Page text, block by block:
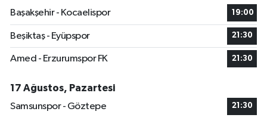
Başakşehir - Kocaelispor
19:00
Beşiktaş - Eyüpspor 21:30
Amed - Erzurumspor FK 21:30
17 Ağustos, Pazartesi
Samsunspor - Göztepe
21:30